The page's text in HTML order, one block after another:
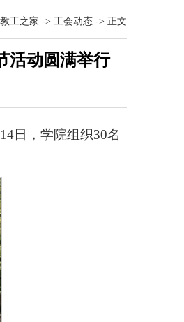
教工之家 -> 工会动态 -> 正文
活动圆满举行
日，学院组织30名